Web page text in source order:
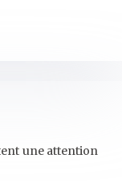
une attention